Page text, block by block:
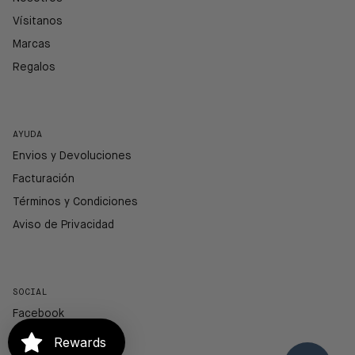
Vísitanos
Marcas
Regalos
AYUDA
Envios y Devoluciones
Facturación
Términos y Condiciones
Aviso de Privacidad
SOCIAL
Facebook
InstagramRewards